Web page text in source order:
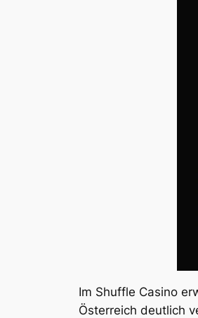
Im Shuffle Casino
Österreich deutlich